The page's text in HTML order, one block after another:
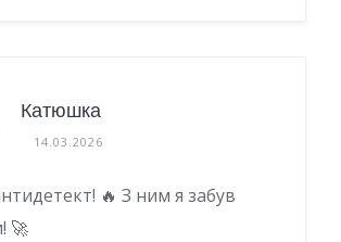
Катюшка
14.03.2026
🔥 З ним я забув
🚀